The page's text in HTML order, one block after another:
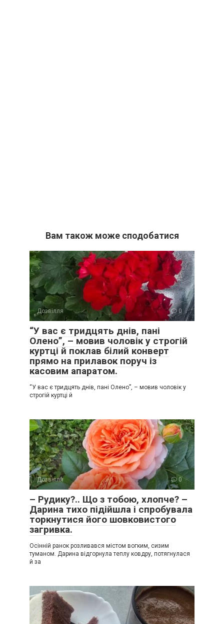
Вам також може сподобатися
Дозвілля 0
“У вас є тридцять днів, пані
Олено”, – мовив чоловік у строгій
куртці й поклав білий конверт
прямо на прилавок поруч із
касовим апаратом.
“У вас є тридцять днів, пані Олено”, – мовив чоловік у
строгій куртці й
Дозвілля 0
– Рудику?.. Що з тобою, хлопче? –
Дарина тихо підійшла і спробувала
торкнутися його шовковистого
загривка.
Осінній ранок розливався містом вогким, сизим
туманом. Дарина відгорнула теплу ковдру, потягнулася
й за